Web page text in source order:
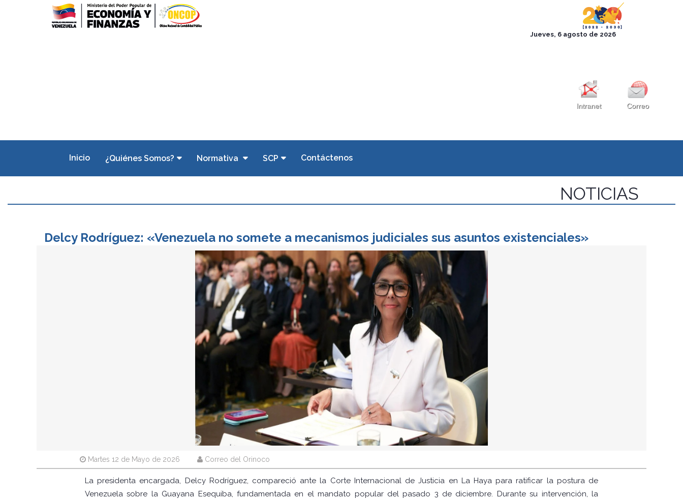
Correo
Intranet
Inicio ¿Quiénes Somos? Normativa SCP Contáctenos
NOTICIAS
Delcy Rodríguez: «Venezuela no somete a mecanismos judiciales sus asuntos existenciales»
Martes 12 de Mayo de 2026 Correo del Orinoco
La presidenta encargada, Delcy Rodríguez, compareció ante la Corte Internacional de Justicia en La Haya para ratificar la postura de
Venezuela sobre la Guayana Esequiba, fundamentada en el mandato popular del pasado 3 de diciembre. Durante su intervención, la